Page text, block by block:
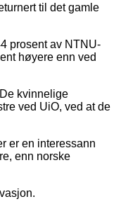
til det gamle
prosent av NTNU-
høyere enn ved
kvinnelige
ved UiO, ved at de
er en interessann
enn norske